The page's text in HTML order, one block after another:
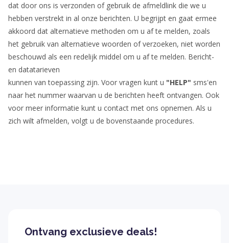
dat door ons is verzonden of gebruik de afmeldlink die we u
hebben verstrekt in al onze berichten. U begrijpt en gaat ermee
akkoord dat alternatieve methoden om u af te melden, zoals
het gebruik van alternatieve woorden of verzoeken, niet worden
beschouwd als een redelijk middel om u af te melden. Bericht-
en datatarieven
kunnen van toepassing zijn. Voor vragen kunt u "HELP" sms'en
naar het nummer waarvan u de berichten heeft ontvangen. Ook
voor meer informatie kunt u contact met ons opnemen. Als u
zich wilt afmelden, volgt u de bovenstaande procedures.
Ontvang exclusieve deals!